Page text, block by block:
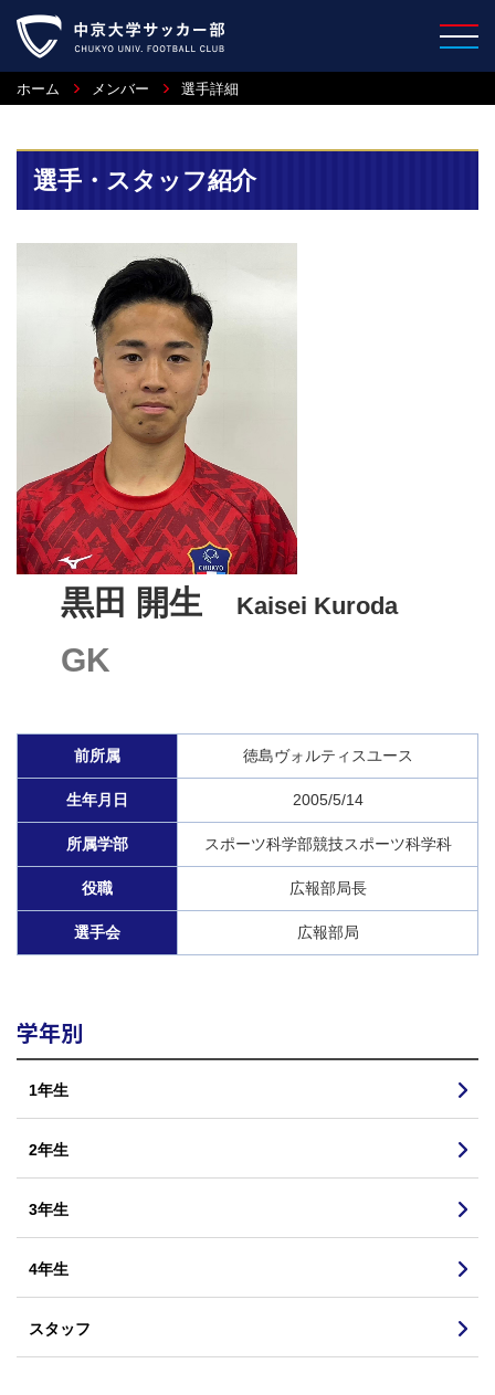
ホーム メンバー 選手詳細
選手・スタッフ紹介
黒田 開生 Kaisei Kuroda
GK
前所属 徳島ヴォルティスユース
生年月日 2005/5/14
所属学部 スポーツ科学部競技スポーツ科学科
役職 広報部局長
選手会 広報部局
学年別
1年生
2年生
3年生
4年生
スタッフ